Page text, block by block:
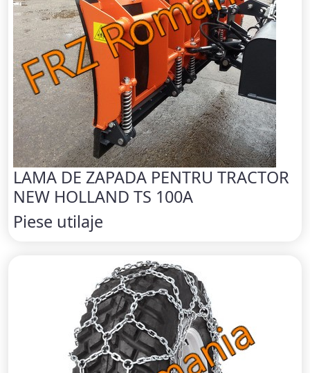
LAMA DE ZAPADA PENTRU TRACTOR
NEW HOLLAND TS 100A
Piese utilaje